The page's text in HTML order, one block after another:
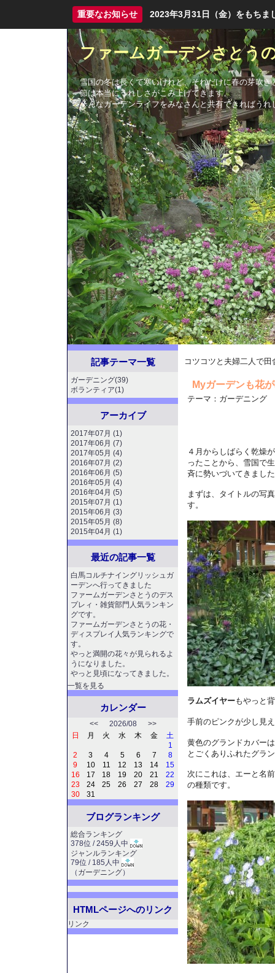
重要なお知らせ 2023年3月31日（金）をもちま
ファームガーデンさとう
雪国の冬は長くて寒いけれど、それだけに春の芽吹き
節は本当にうれしさがこみ上げてきます。
そんなガーデンライフをみなさんと共有できればうれ
コツコツと夫婦二人で
Myガーデンも花
テーマ： ガーデニング
４月からしばらく乾燥
ったことから、雪国で
斉に勢いづいてきまし
まずは、タイトルの写
す。
ラムズイヤーもやっと
手前のピンクが少し見
黄色のグランドカバー
とごくありふれたグラ
次にこれは、エーと名
の種類です。
記事テーマ一覧
ガーデニング(39)
ボランティア(1)
アーカイブ
2017年07月 (1)
2017年06月 (7)
2017年05月 (4)
2016年07月 (2)
2016年06月 (5)
2016年05月 (4)
2016年04月 (5)
2015年07月 (1)
2015年06月 (3)
2015年05月 (8)
2015年04月 (1)
最近の記事一覧
白馬コルチナイングリッシュガ
ーデンへ行ってきました
ファームガーデンさとうのデス
プレィ・雑貨部門人気ランキン
グです。
ファームガーデンさとうの花・
ディスプレイ人気ランキングで
す。
やっと満開の花々が見られるよ
うになりました。
やっと見頃になってきました。
一覧を見る
カレンダー
<<2026/08 >>
日
月 火 水 木 金
土
1
2
3 4 5 6 7
8
9
10 11 12 13 14
15
16
17 18 19 20 21
22
23
24 25 26 27 28
29
30
31
ブログランキング
総合ランキング
378位 / 2459人中
ジャンルランキング
79位 / 185人中
（ ガーデニング）
HTMLページへのリンク
リンク